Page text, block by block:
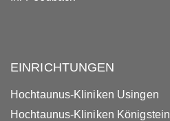
EINRICHTUNGEN
Hochtaunus-Kliniken Usingen
Hochtaunus-Kliniken Königstein